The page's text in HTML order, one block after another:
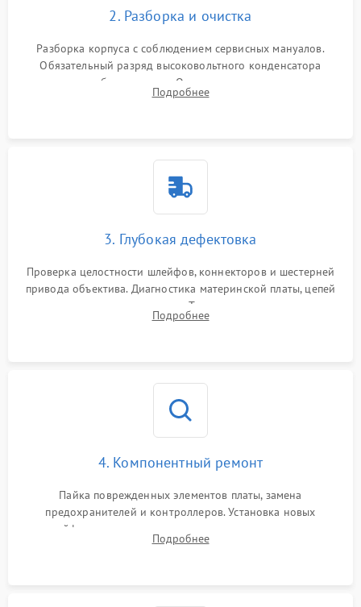
2. Разборка и очистка
Разборка корпуса с соблюдением сервисных мануалов.
Обязательный разряд высоковольтного конденсатора
вспышки для безопасности. Очистка внутренних узлов от
пыли, песка и следов влаги с помощью спецсредств.
Подробнее
3. Глубокая дефектовка
Проверка целостности шлейфов, коннекторов и шестерней
привода объектива. Диагностика материнской платы, цепей
питания и картоприемника. Тестирование механизма
затвора и блока внутрикамерной стабилизации.
Подробнее
4. Компонентный ремонт
Пайка поврежденных элементов платы, замена
предохранителей и контроллеров. Установка новых
шлейфов, дисплея, механизма затвора или двигателя
автофокуса. Восстановление геометрии тубуса объектива
Подробнее